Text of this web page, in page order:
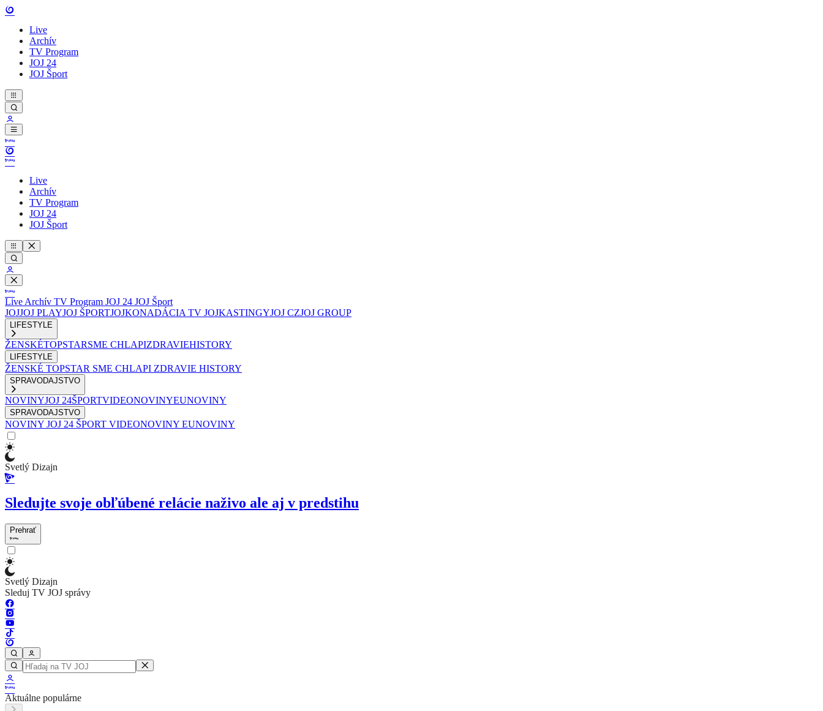
Live
Archív
TV Program
JOJ 24
JOJ Šport
Live
Archív
TV Program
JOJ 24
JOJ Šport
Live Archív TV Program JOJ 24 JOJ Šport
JOJJOJ PLAYJOJ ŠPORTJOJKONADÁCIA TV JOJKASTINGYJOJ CZJOJ GROUP
LIFESTYLE
ŽENSKÉTOPSTARSME CHLAPIZDRAVIEHISTORY
LIFESTYLE
ŽENSKÉ TOPSTAR SME CHLAPI ZDRAVIE HISTORY
SPRAVODAJSTVO
NOVINYJOJ 24ŠPORTVIDEONOVINYEUNOVINY
SPRAVODAJSTVO
NOVINY JOJ 24 ŠPORT VIDEONOVINY EUNOVINY
Svetlý Dizajn
Sledujte svoje obľúbené relácie naživo ale aj v predstihu
Prehrať
Svetlý Dizajn
Sleduj TV JOJ správy
Aktuálne populárne